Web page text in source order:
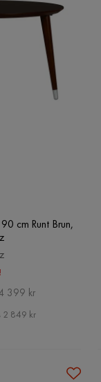
cm Runt Brun,
399 kr
2 849 kr